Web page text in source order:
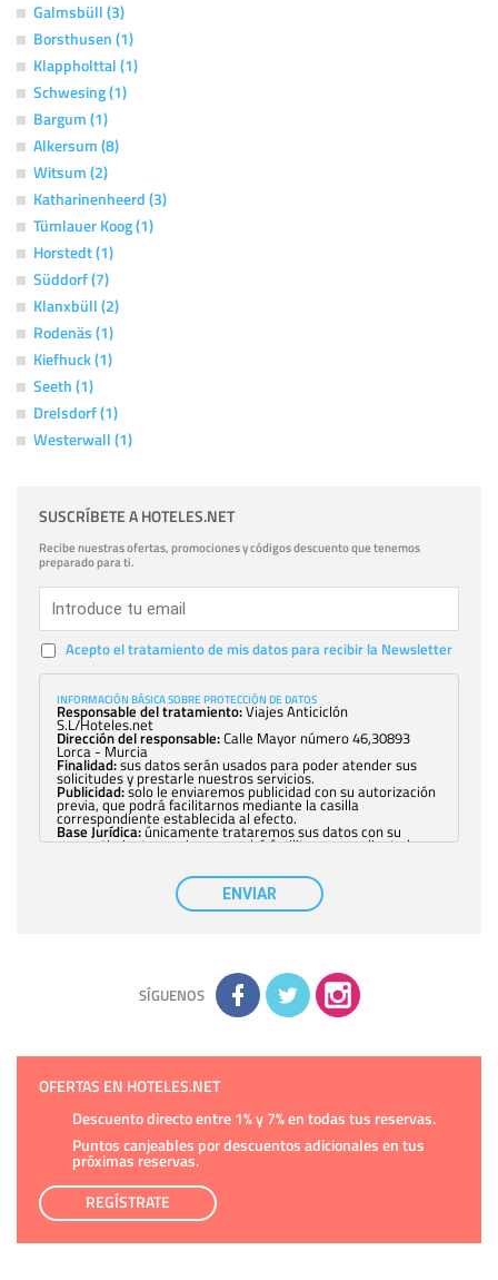
Galmsbüll (3)
Borsthusen (1)
Klappholttal (1)
Schwesing (1)
Bargum (1)
Alkersum (8)
Witsum (2)
Katharinenheerd (3)
Tümlauer Koog (1)
Horstedt (1)
Süddorf (7)
Klanxbüll (2)
Rodenäs (1)
Kiefhuck (1)
Seeth (1)
Drelsdorf (1)
Westerwall (1)
SUSCRÍBETE A HOTELES.NET
Recibe nuestras ofertas, promociones y códigos descuento que tenemos
preparado para ti.
Acepto el tratamiento de mis datos para recibir la Newsletter
INFORMACIÓN BÁSICA SOBRE PROTECCIÓN DE DATOS
Responsable del tratamiento:Viajes Anticiclón
S.L/Hoteles.net
Dirección del responsable:Calle Mayor número 46,30893
Lorca - Murcia
Finalidad:sus datos serán usados para poder atender sus
solicitudes y prestarle nuestros servicios.
Publicidad:solo le enviaremos publicidad con su autorización
previa, que podrá facilitarnos mediante la casilla
correspondiente establecida al efecto.
Base Jurídica:únicamente trataremos sus datos con su
consentimiento previo, que podrá facilitarnos mediante la
con carácter general, sólo el personal de
nuestra entidad que esté debidamente autorizado podrá
tener conocimiento de la información que le pedimos. No se
comunicarán datos a terceros.
adicional y detallada sobre cómo tratamos sus datos en la
política de privacidad
ENVIAR
SÍGUENOS
OFERTAS EN HOTELES.NET
Descuento directo entre 1% y 7% en todas tus reservas.
Puntos canjeables por descuentos adicionales en tus
próximas reservas.
REGÍSTRATE